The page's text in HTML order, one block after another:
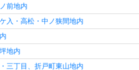
前地内
入・高松・中ノ狭間地内
地内
三丁目、折戸町東山地内